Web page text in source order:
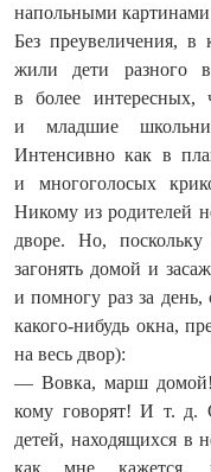
напольными картинами
Без преувеличения, в
жили дети разного
в более интересных,
и младшие
Интенсивно как в
и многоголосых
Никому из родителей
дворе. Но,
загонять домой и
и помногу раз за
какого-нибудь окна,
на весь двор):
— Вовка, марш
кому говорят! И т. д.
детей, находящихся в
как мне кажется,